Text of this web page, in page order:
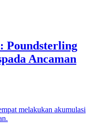
Poundsterling
Ancaman
melakukan akumulasi